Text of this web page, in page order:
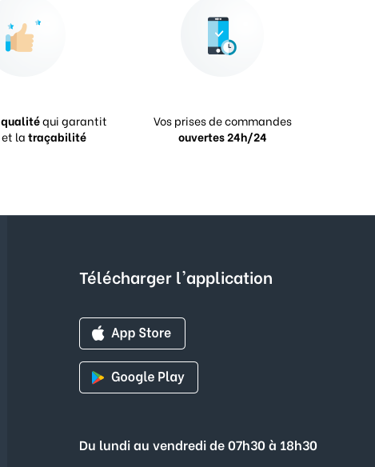
qualitéqui garantit
et latraçabilité
Vos prises de commandes
ouvertes 24h/24
Télécharger l'application
Du lundi au vendredi de 07h30 à 18h30